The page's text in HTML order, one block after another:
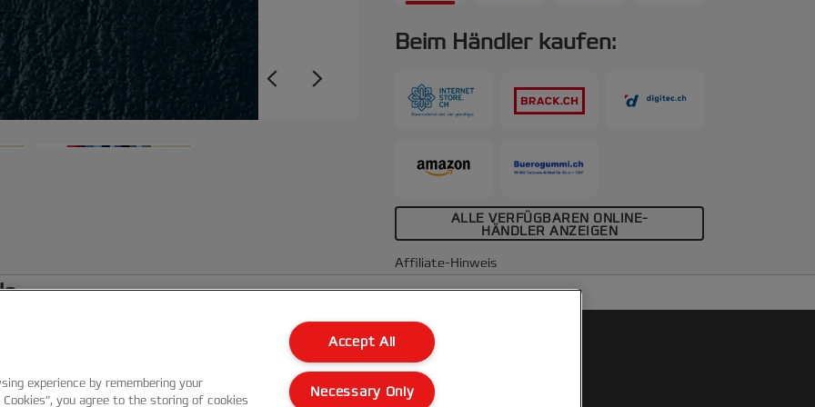
Beim Händler kaufen:
ALLE VERFÜGBAREN ONLINE-
HÄNDLER ANZEIGEN
Affiliate-Hinweis
Garantie Bedingungen
experience by remembering your
you agree to the storing of cookies
Accept All
Necessary Only